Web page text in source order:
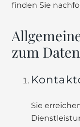
finden Sie
zum
Sie